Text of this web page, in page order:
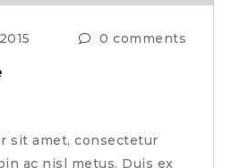
0 comments
sit amet, consectetur
ac nisl metus. Duis ex